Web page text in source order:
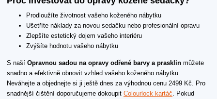
Prodloužíte životnost vašeho koženého nábytku
Ušetříte náklady za novou sedačku nebo profesionální opravu
Zlepšíte estetický dojem vašeho interiéru
Zvýšíte hodnotu vašeho nábytku
S naší Opravnou sadou na opravy odřené barvy a prasklin můžete
snadno a efektivně obnovit vzhled vašeho koženého nábytku.
Neváhejte a objednejte si ji ještě dnes za výhodnou cenu 2499 Kč. Pro
snadnější čištění doporučujeme dokoupit Colourlock kartáč . Pokud